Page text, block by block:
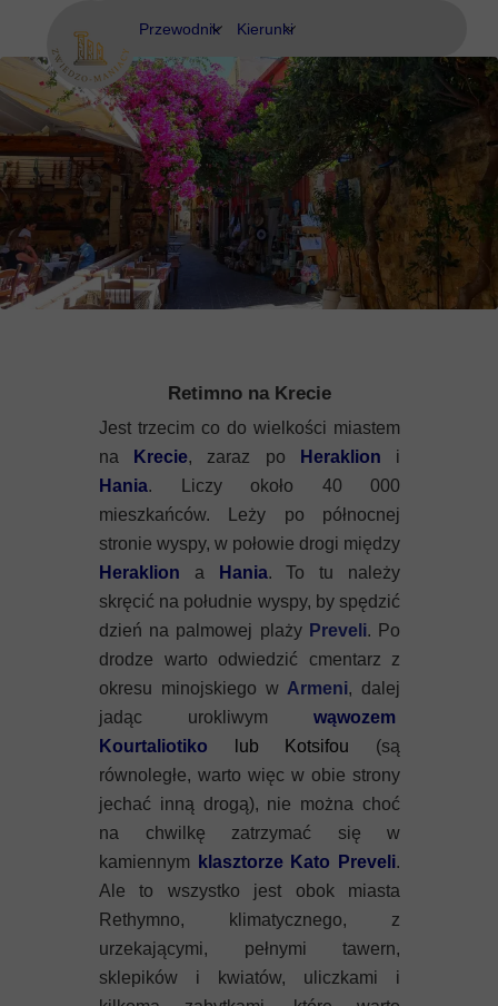
Przewodnik
Eubea
Kos
Rodos
Kierunki
Ateny
Delfy
Eubea
Kalimnos
Korfu
Kos
Kreta
Nisyros
Rodos
Samos
Symi
Thasos
Lanzarote
Retimno na Krecie
Jest trzecim co do wielkości miastem
na
Krecie, zaraz po Heraklion i
Hania. Liczy około 40 000
mieszkańców. Leży po północnej
stronie wyspy, w połowie drogi między
Heraklion a Hania. To tu należy
skręcić na południe wyspy, by spędzić
dzień na palmowej plaży Preveli. Po
drodze warto odwiedzić cmentarz z
okresu minojskiego w Armeni, dalej
jadąc urokliwym wąwozem
Kourtaliotiko
lub Kotsifou (są
równoległe, warto więc w obie strony
jechać inną drogą), nie można choć
na chwilkę zatrzymać się w
kamiennym
klasztorze Kato Preveli.
Ale to wszystko jest obok miasta
Rethymno, klimatycznego, z
urzekającymi, pełnymi tawern,
sklepików i kwiatów, uliczkami i